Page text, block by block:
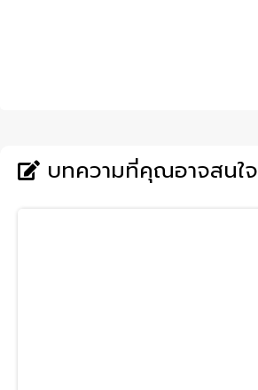
บทความที่คุณอาจสนใจ